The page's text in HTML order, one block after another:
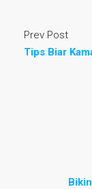
Prev Post
Tips Biar